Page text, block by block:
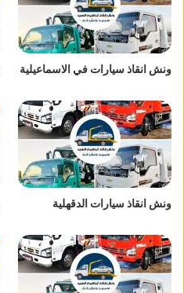
ونش انقاذ سيارات في الاسماعيلية
ونش انقاذ سيارات الدقهلية